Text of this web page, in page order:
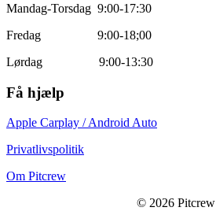
Mandag-Torsdag 9:00-17:30
Fredag 9:00-18;00
Lørdag 9:00-13:30
Få hjælp
Apple Carplay / Android Auto
Privatlivspolitik
Om Pitcrew
© 2026 Pitcrew